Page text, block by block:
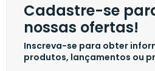
Cadastre-se
nossas ofertas!
Inscreva-se para obter
produtos, lançamentos ou